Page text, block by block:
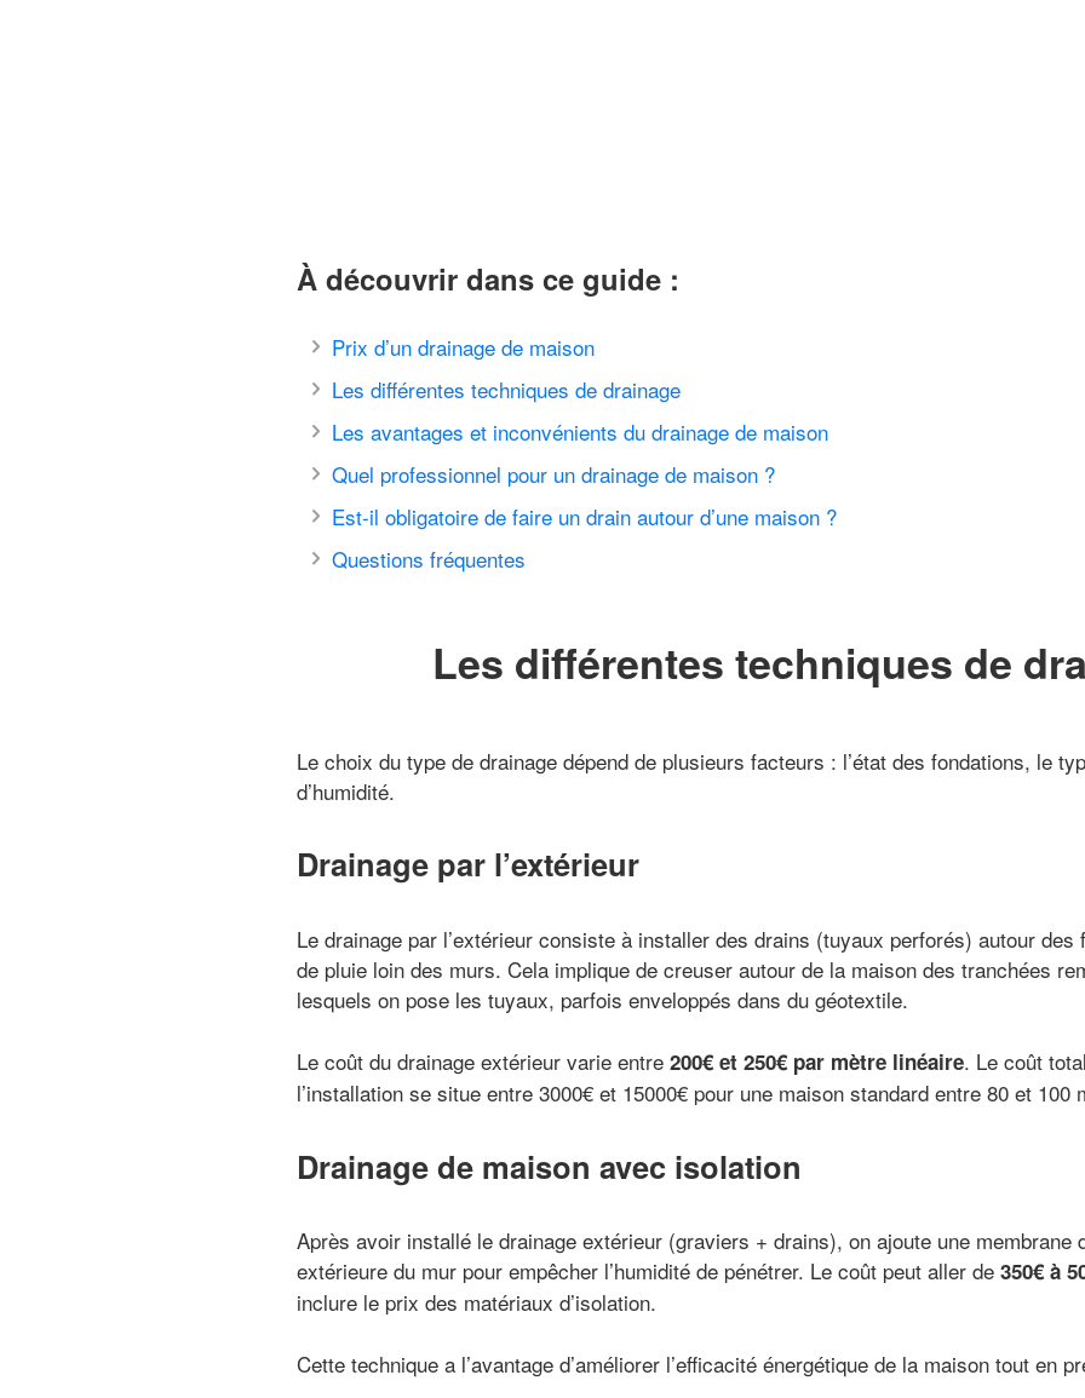
À découvrir dans ce guide :
Prix d’un drainage de maison
Les différentes techniques de drainage
Les avantages et inconvénients du drainage de maison
Quel professionnel pour un drainage de maison ?
Est-il obligatoire de faire un drain autour d’une maison ?
Questions fréquentes
Les différentes techniques de
Le choix du type de drainage dépend de plusieurs facteurs : l’état des fondations, le
d’humidité.
Drainage par l’extérieur
Le drainage par l’extérieur consiste à installer des drains (tuyaux perforés) autour des
de pluie loin des murs. Cela implique de creuser autour de la maison des tranchées
lesquels on pose les tuyaux, parfois enveloppés dans du géotextile.
Le coût du drainage extérieur varie entre 200€ et 250€ par mètre linéaire. Le coût
l’installation se situe entre 3000€ et 15000€ pour une maison standard entre 80 et 100
Drainage de maison avec isolation
Après avoir installé le drainage extérieur (graviers + drains), on ajoute une membrane
extérieure du mur pour empêcher l’humidité de pénétrer. Le coût peut aller de 350€ à
inclure le prix des matériaux d’isolation.
Cette technique a l’avantage d’améliorer l’efficacité énergétique de la maison tout en